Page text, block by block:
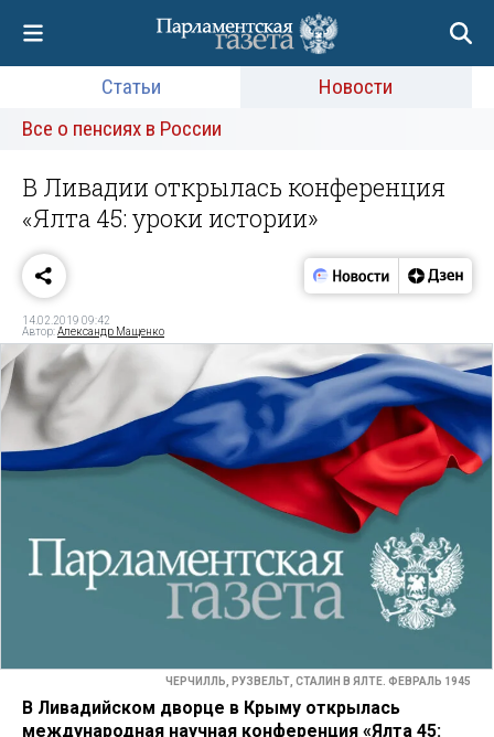
Статьи
Новости
Все о пенсиях в России
В Ливадии открылась конференция
«Ялта 45: уроки истории»
14.02.2019 09:42
Автор:Александр Мащенко
ЧЕРЧИЛЛЬ, РУЗВЕЛЬТ, СТАЛИН В ЯЛТЕ. ФЕВРАЛЬ 1945
В Ливадийском дворце в Крыму открылась
международная научная конференция «Ялта 45: